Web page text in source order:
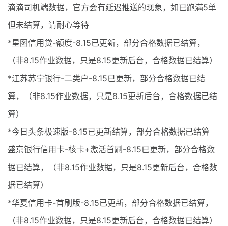
滴滴司机端数据，官方会有延迟推送的现象，如已跑满5单
但未结算，请耐心等待
*星图信用贷-额度-8.15已更新，部分合格数据已结算，
（非8.15作业数据，只是8.15更新后台，合格数据已结算）
*江苏苏宁银行-二类户-8.15已更新，部分合格数据已结
算，（非8.15作业数据，只是8.15更新后台，合格数据已结
算）
*今日头条极速版-8.15已更新结算，部分合格数据已结算
盛京银行信用卡-核卡+激活首刷-8.15已更新，部分合格数
据已结算，（非8.15作业数据，只是8.15更新后台，合格数
据已结算）
*华夏信用卡-首刷版-8.15已更新，部分合格数据已结算，
（非8.15作业数据，只是8.15更新后台，合格数据已结算）